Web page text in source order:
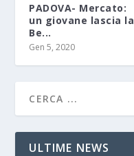
PADOVA- Mercato:
un giovane lascia la
Be...
Gen 5, 2020
ULTIME NEWS